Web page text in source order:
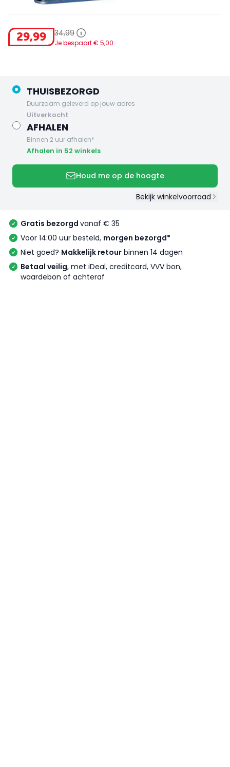
29,99 34,99
Je bespaart € 5,00
THUISBEZORGD
Duurzaam geleverd op jouw adres
uitverkocht
AFHALEN
Binnen 2 uur afhalen*
Afhalen in 52 winkels
Houd me op de hoogte
Bekijk winkelvoorraad
Gratis bezorgd vanaf € 35
Voor 14:00 uur besteld, morgen bezorgd*
Niet goed? Makkelijk retour binnen 14 dagen
Betaal veilig, met iDeal, creditcard, VVV bon,
waardebon of achteraf